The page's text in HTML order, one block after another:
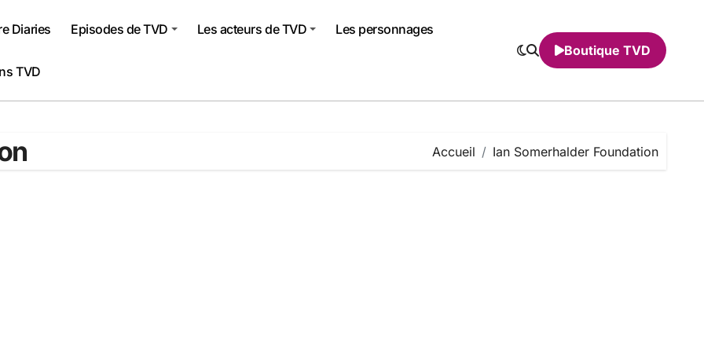
Diaries Episodes de TVD Les acteurs de TVD Les personnages
TVD
Boutique TVD
Accueil Ian Somerhalder Foundation